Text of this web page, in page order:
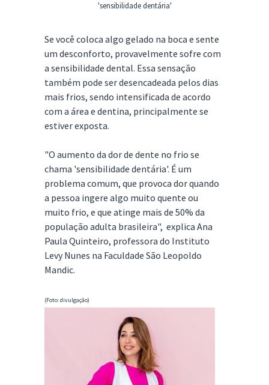
'sensibilidade dentária'
Se você coloca algo gelado na boca e sente
um desconforto, provavelmente sofre com
a sensibilidade dental. Essa sensação
também pode ser desencadeada pelos dias
mais frios, sendo intensificada de acordo
com a área e dentina, principalmente se
estiver exposta.
"O aumento da dor de dente no frio se
chama 'sensibilidade dentária'. É um
problema comum, que provoca dor quando
a pessoa ingere algo muito quente ou
muito frio, e que atinge mais de 50% da
população adulta brasileira", explica Ana
Paula Quinteiro, professora do Instituto
Levy Nunes na Faculdade São Leopoldo
Mandic.
(Foto: divulgação)